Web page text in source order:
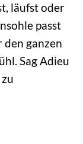
läufst oder
passt
ganzen
Sag Adieu